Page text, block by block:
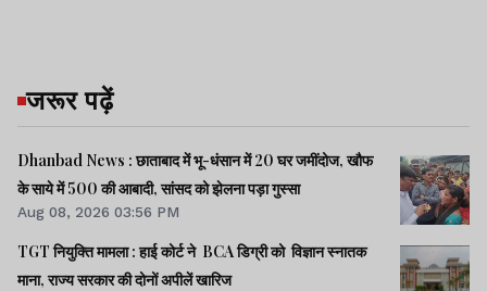
जरूर पढ़ें
Dhanbad News : छाताबाद में भू-धंसान में 20 घर जमींदोज, खौफ
के साये में 500 की आबादी, सांसद को झेलना पड़ा गुस्सा
Aug 08, 2026 03:56 PM
TGT नियुक्ति मामला : हाई कोर्ट ने BCA डिग्री को विज्ञान स्नातक
माना, राज्य सरकार की दोनों अपीलें खारिज